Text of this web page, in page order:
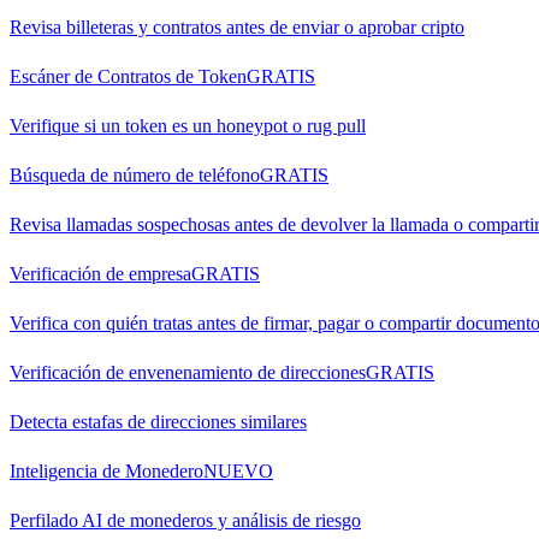
Revisa billeteras y contratos antes de enviar o aprobar cripto
Escáner de Contratos de TokenGRATIS
Verifique si un token es un honeypot o rug pull
Búsqueda de número de teléfonoGRATIS
Revisa llamadas sospechosas antes de devolver la llamada o
Verificación de empresaGRATIS
Verifica con quién tratas antes de firmar, pagar o compartir
Verificación de envenenamiento de direccionesGRATIS
Detecta estafas de direcciones similares
Inteligencia de MonederoNUEVO
Perfilado AI de monederos y análisis de riesgo